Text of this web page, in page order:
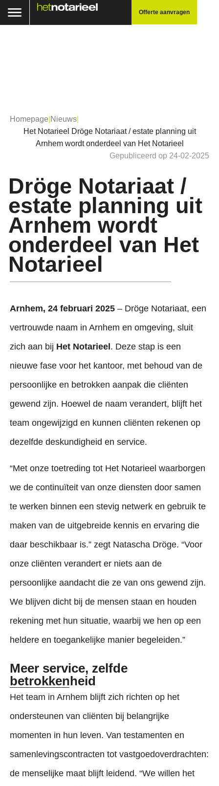
Offerte aanvragen
Homepage Nieuws
Het Notarieel Dröge Notariaat / estate planning uit
Arnhem wordt onderdeel van Het Notarieel
Gepubliceerd op 24-02-2025
Dröge Notariaat /
estate planning uit
Arnhem wordt
onderdeel van Het
Notarieel
Arnhem, 24 februari 2025 – Dröge Notariaat, een
vertrouwde naam in Arnhem en omgeving, sluit
zich aan bij Het Notarieel. Deze stap is een
nieuwe fase voor het kantoor, met behoud van de
persoonlijke en betrokken aanpak die cliënten
gewend zijn. Hoewel de naam verandert, blijft het
team ongewijzigd en kunnen cliënten rekenen op
dezelfde deskundigheid en service.
“Met onze toetreding tot Het Notarieel waarborgen
we de continuïteit van onze diensten door samen
te werken binnen een stevig netwerk en gebruik te
maken van de uitgebreide kennis en ervaring die
daar beschikbaar is.” zegt Natascha Dröge. “Voor
onze cliënten verandert er niets aan de
persoonlijke aandacht die ze van ons gewend zijn.
We blijven dicht bij de mensen staan en houden
rekening met hun situatie, waarbij we hen op een
heldere en toegankelijke manier begeleiden.”
Meer service, zelfde
betrokkenheid
Het team in Arnhem blijft zich richten op het
ondersteunen van cliënten bij belangrijke
momenten in hun leven. Van testamenten en
samenlevingscontracten tot vastgoedoverdrachten:
de menselijke maat blijft leidend. “We willen het